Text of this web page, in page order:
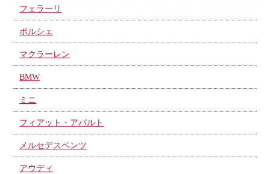
フェラーリ
ポルシェ
マクラーレン
BMW
ミニ
フィアット・アバルト
メルセデスベンツ
アウディ